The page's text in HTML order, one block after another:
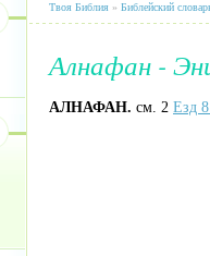
Твоя Библия » Библейский
Алнафан -
АЛНАФАН. см. 2 Езд